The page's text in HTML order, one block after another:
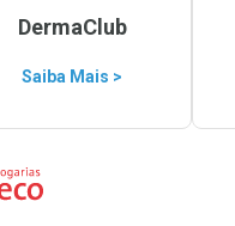
DermaClub
Saiba Mais >